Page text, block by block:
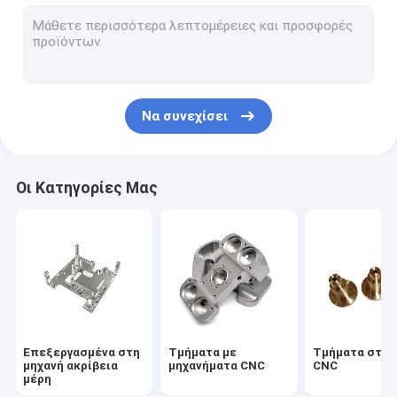
Εργαστηριακοί απορροφητές θερμότητας CNC
Κατοικία ρίψεων κύβων αλουμινίου
Αποφευγμένο πτερύγιο Heatsink
Θερμοαποχέτευση ψυγείου
επί παραγγελία ελατήρια
Να συνεχίσει
Οι Κατηγορίες Μας
Επεξεργασμένα στη
μηχανή ακρίβεια
μέρη
Τμήματα με
μηχανήματα CNC
Τμήματα
CNC